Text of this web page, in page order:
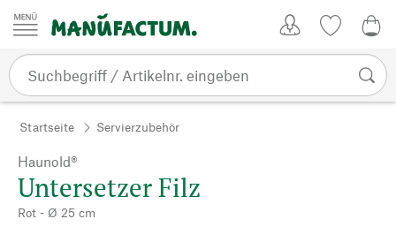
Zum Inhalt springen
Startseite Servierzubehör
Haunold®
Untersetzer Filz
Rot - Ø 25 cm